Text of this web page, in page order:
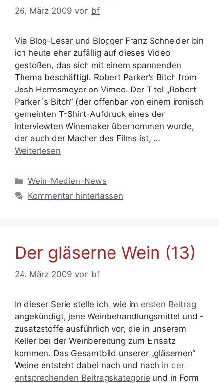
26. März 2009 von bf
Via Blog-Leser und Blogger Franz Schneider bin
ich heute eher zufällig auf dieses Video
gestoßen, das sich mit einem spannenden
Thema beschäftigt. Robert Parker’s Bitch from
Josh Hermsmeyer on Vimeo. Der Titel „Robert
Parker´s Bitch“ (der offenbar von einem ironisch
gemeinten T-Shirt-Aufdruck eines der
interviewten Winemaker übernommen wurde,
der auch der Macher des Films ist, …
Weiterlesen
Kategorien
Wein-Medien-News
Kommentar hinterlassen
Der gläserne Wein (13)
24. März 2009 von bf
In dieser Serie stelle ich, wie im ersten Beitrag
angekündigt, jene Weinbehandlungsmittel und -
zusatzstoffe ausführlich vor, die in unserem
Keller bei der Weinbereitung zum Einsatz
kommen. Das Gesamtbild unserer „gläsernen“
Weine entsteht dabei nach und nach in der
entsprechenden Beitragskategorie und in Form